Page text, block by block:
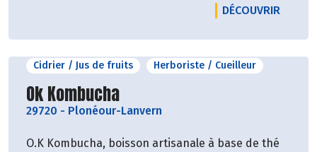
DÉCOUVRIR
Cidrier / Jus de fruits Herboriste / Cueilleur
Découvrir le producteur
Ok Kombucha
29720 - Plonéour-Lanvern
O.K Kombucha, boisson artisanale à base de thé